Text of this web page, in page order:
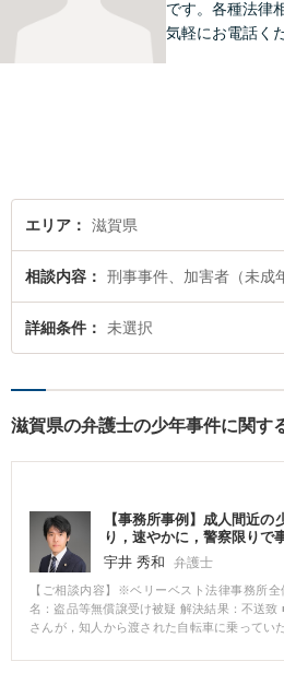
です。各種法律
気軽にお電話く
エリア 滋賀県
相談内容 刑事事件、加害者（未成
詳細条件 未選択
滋賀県の弁護士の少年事件に関す
【事務所事例】成人間近
り，速やかに，警察限りで
宇井 秀和
弁護士
【ご相談内容】※ベリーベスト法律事務所
名：盗品等無償譲受け被疑 解決結果：不送
さんが，知人から渡された自転車に乗ってい
け取ったと疑われ，警察に呼ばれて取り調べ